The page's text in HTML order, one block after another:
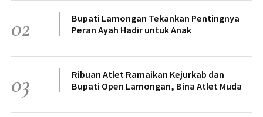
02
Bupati Lamongan Tekankan Pentingnya
Peran Ayah Hadir untuk Anak
03
Ribuan Atlet Ramaikan Kejurkab dan
Bupati Open Lamongan, Bina Atlet Muda